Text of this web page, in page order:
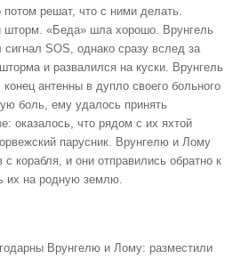
решат, что с ними делать.
шторм. «Беда» шла хорошо. Врунгель
SOS, однако сразу вслед за
и развалился на куски. Врунгель
антенны в дупло своего больного
боль, ему удалось принять
оказалось, что рядом с их яхтой
парусник. Врунгелю и Лому
корабля, и они отправились обратно к
их на родную землю.
Врунгелю и Лому: разместили